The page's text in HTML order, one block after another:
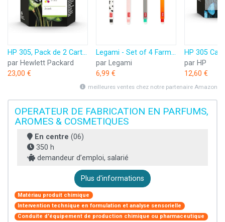
HP 305, Pack de 2 Cartouches d’Encre Originales, 6ZD17AE, Noir, Cyan, Jaune, Magenta
par Hewlett Packard
23,00 €
Legami - Set of 4 Farm Sweet Farm Erasable Gel Pens, Stylos à encre thermosensible effaçable, noir, rose, vert, rouge, efface sans consommer de feuille, pointe 0,7 mm
par Legami
6,99 €
par HP
12,60 €
meilleures ventes chez notre partenaire Amazon
OPERATEUR DE FABRICATION EN PARFUMS,
AROMES & COSMETIQUES
En centre (06)
350 h
demandeur d’emploi, salarié
Plus d'informations
Matériau produit chimique
Intervention technique en formulation et analyse sensorielle
Conduite d'équipement de production chimique ou pharmaceutique